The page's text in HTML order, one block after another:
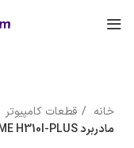
خانه قطعات کامپیوتر
مادربرد Asus PRIME H310I-PLUS